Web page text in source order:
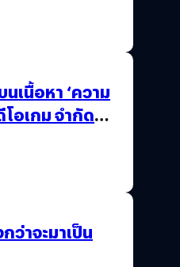
2025 ทะลุ 15
เนื้อหา ‘ความ
โอเกม จำกัด
ว่าจะมาเป็น